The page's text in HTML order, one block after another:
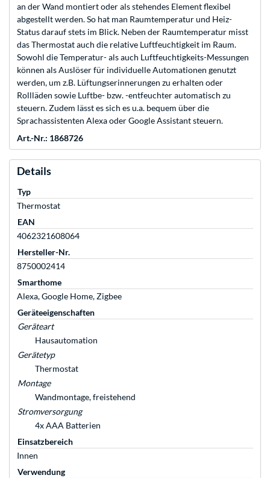
an der Wand montiert oder als stehendes Element flexibel
abgestellt werden. So hat man Raumtemperatur und Heiz-
Status darauf stets im Blick. Neben der Raumtemperatur misst
das Thermostat auch die relative Luftfeuchtigkeit im Raum.
Sowohl die Temperatur- als auch Luftfeuchtigkeits-Messungen
können als Auslöser für individuelle Automationen genutzt
werden, um z.B. Lüftungserinnerungen zu erhalten oder
Rollläden sowie Luftbe- bzw. -entfeuchter automatisch zu
steuern. Zudem lässt es sich es u.a. bequem über die
Sprachassistenten Alexa oder Google Assistant steuern.
Art.-Nr.: 1868726
Details
Typ
Thermostat
EAN
4062321608064
Hersteller-Nr.
8750002414
Smarthome
Alexa, Google Home, Zigbee
Geräteeigenschaften
Geräteart
Hausautomation
Gerätetyp
Thermostat
Montage
Wandmontage, freistehend
Stromversorgung
4x AAA Batterien
Einsatzbereich
Innen
Verwendung